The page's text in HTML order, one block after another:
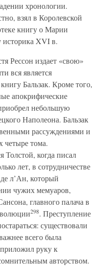
хронологии.
взял в Королевской
книгу о Марии
XVI в.
Рессон издает «свою»
вся является
Бальзак. Кроме того,
апокрифические
небольшую
Наполеона. Бальзак
рассуждениями и
четыре тома.
Толстой, когда писал
лет, в сотрудничестве
л’Ан, который
чужих мемуаров,
главного палача в
298. Преступление
существовали
всего была
приложил руку к
авторством.